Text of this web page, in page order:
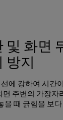
및 화면
방지
에 강하여 시간
주변의 가장자
을 때 긁힘을 보